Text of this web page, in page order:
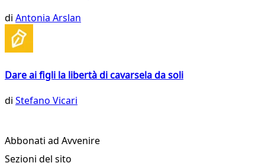
di Antonia Arslan
Dare ai figli la libertà di cavarsela da soli
di Stefano Vicari
Abbonati ad Avvenire
Sezioni del sito